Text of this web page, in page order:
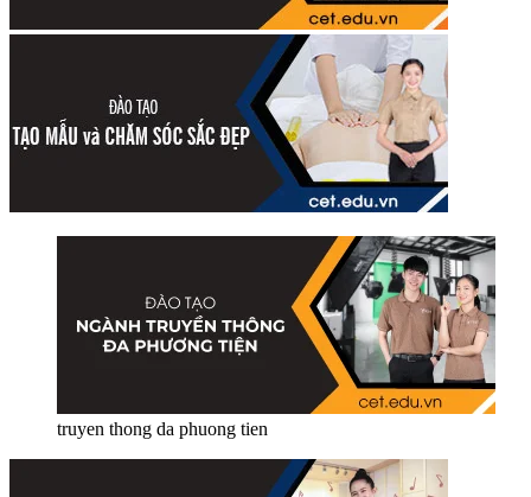
truyen thong da phuong tien